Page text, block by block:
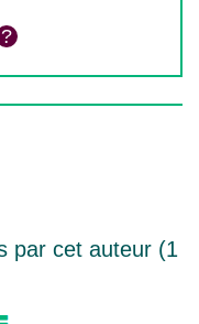
par cet auteur (1